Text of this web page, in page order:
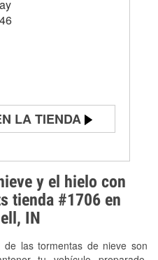
y el hielo con
tienda #1706 en
IN
las tormentas de nieve son
LA TIENDA
y
"Check Engine"
y aceite